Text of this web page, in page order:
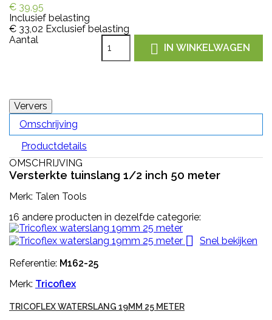
€ 39,95
Inclusief belasting
€ 33,02 Exclusief belasting
Aantal
 IN WINKELWAGEN
Omschrijving
Productdetails
OMSCHRIJVING
Versterkte tuinslang 1/2 inch 50 meter
Merk: Talen Tools
16 andere producten in dezelfde categorie:

Snel bekijken
Referentie: M162-25
Merk: Tricoflex
TRICOFLEX WATERSLANG 19MM 25 METER